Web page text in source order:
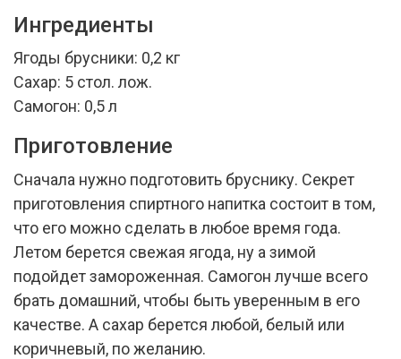
Ингредиенты
Ягоды брусники: 0,2 кг
Сахар: 5 стол. лож.
Самогон: 0,5 л
Приготовление
Сначала нужно подготовить бруснику. Секрет
приготовления спиртного напитка состоит в том,
что его можно сделать в любое время года.
Летом берется свежая ягода, ну а зимой
подойдет замороженная. Самогон лучше всего
брать домашний, чтобы быть уверенным в его
качестве. А сахар берется любой, белый или
коричневый, по желанию.